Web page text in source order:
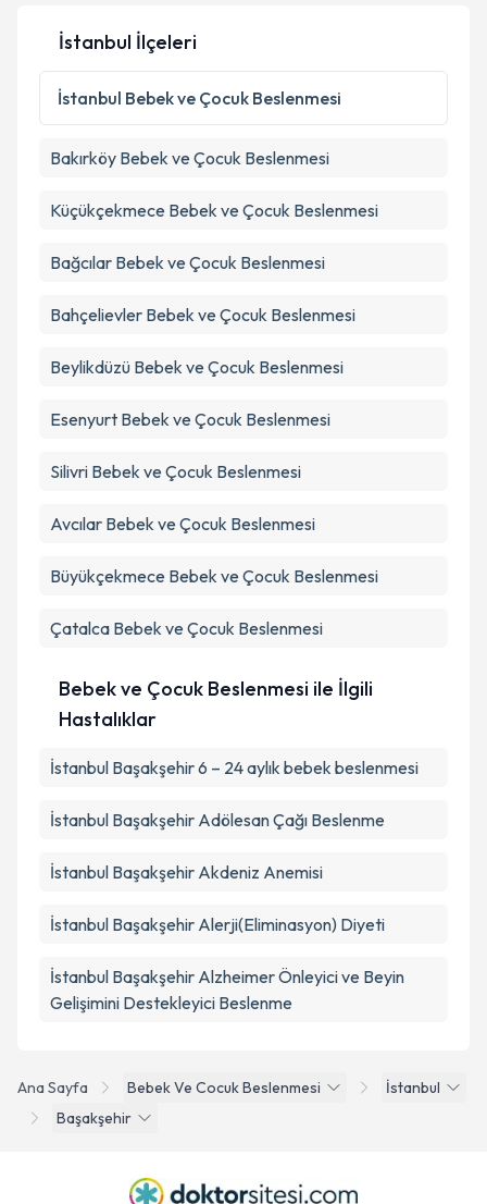
Ana Sayfa Bebek Ve Cocuk Beslenmesi
İstanbul
Başakşehir
İstanbul İlçeleri
İstanbul Bebek ve Çocuk Beslenmesi
Bakırköy Bebek ve Çocuk Beslenmesi
Küçükçekmece Bebek ve Çocuk Beslenmesi
Bağcılar Bebek ve Çocuk Beslenmesi
Bahçelievler Bebek ve Çocuk Beslenmesi
Beylikdüzü Bebek ve Çocuk Beslenmesi
Esenyurt Bebek ve Çocuk Beslenmesi
Silivri Bebek ve Çocuk Beslenmesi
Avcılar Bebek ve Çocuk Beslenmesi
Büyükçekmece Bebek ve Çocuk Beslenmesi
Çatalca Bebek ve Çocuk Beslenmesi
Bebek ve Çocuk Beslenmesi ile İlgili
Hastalıklar
İstanbul Başakşehir 6 – 24 aylık bebek beslenmesi
İstanbul Başakşehir Adölesan Çağı Beslenme
İstanbul Başakşehir Akdeniz Anemisi
İstanbul Başakşehir Alerji(Eliminasyon) Diyeti
İstanbul Başakşehir Alzheimer Önleyici ve Beyin
Gelişimini Destekleyici Beslenme